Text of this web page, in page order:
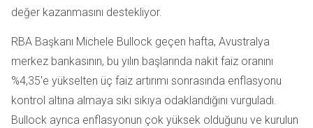
değer kazanmasını destekliyor.
RBA Başkanı Michele Bullock geçen hafta, Avustralya
merkez bankasının, bu yılın başlarında nakit faiz oranını
%4,35'e yükselten üç faiz artırımı sonrasında enflasyonu
kontrol altına almaya sıkı sıkıya odaklandığını vurguladı.
Bullock ayrıca enflasyonun çok yüksek olduğunu ve kurulun